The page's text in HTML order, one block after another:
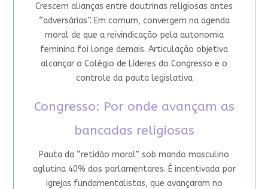
Crescem alianças entre doutrinas religiosas antes
“adversárias”. Em comum, convergem na agenda
moral de que a reivindicação pela autonomia
feminina foi longe demais. Articulação objetiva
alcançar o Colégio de Líderes do Congresso e o
controle da pauta legislativa
Congresso: Por onde avançam as
bancadas religiosas
Pauta da “retidão moral” sob mando masculino
aglutina 40% dos parlamentares. É incentivada por
igrejas fundamentalistas, que avançaram no